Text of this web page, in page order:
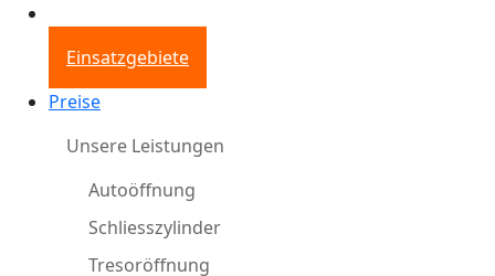
Einsatzgebiete
Preise
Unsere Leistungen
Autoöffnung
Schliesszylinder
Tresoröffnung